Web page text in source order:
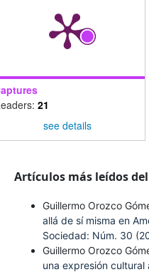
21
see details
Artículos más leídos
Guillermo Orozco
allá de sí misma en
Sociedad: Núm. 30
Guillermo Orozco
una expresión